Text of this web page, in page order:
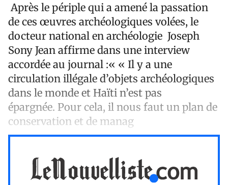
Après le périple qui a amené la passation
de ces œuvres archéologiques volées, le
docteur national en archéologie Joseph
Sony Jean affirme dans une interview
accordée au journal :« « Il y a une
circulation illégale d’objets archéologiques
dans le monde et Haïti n’est pas
épargnée. Pour cela, il nous faut un plan de
conservation et de manag